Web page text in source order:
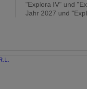
"Explora IV" und
Jahr 2027 und